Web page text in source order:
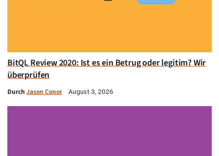
BitQL Review 2020: Ist es ein Betrug oder legitim? Wir
überprüfen
Durch Jason Conor August 3, 2026